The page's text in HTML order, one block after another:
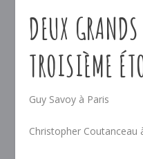
DEUX
TROISIÈME
Guy Savoy à Paris
Christopher Coutanceau